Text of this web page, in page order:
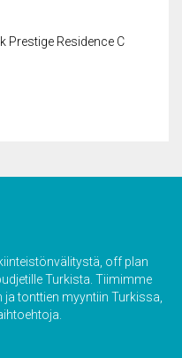
Prestige Residence C
off plan
Turkista. Tiimimme
tonttien myyntiin Turkissa,